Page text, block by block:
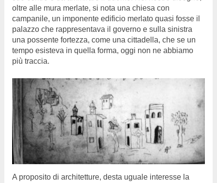
oltre alle mura merlate, si nota una chiesa con
campanile, un imponente edificio merlato quasi fosse il
palazzo che rappresentava il governo e sulla sinistra
una possente fortezza, come una cittadella, che se un
tempo esisteva in quella forma, oggi non ne abbiamo
più traccia.
A proposito di architetture, desta uguale interesse la